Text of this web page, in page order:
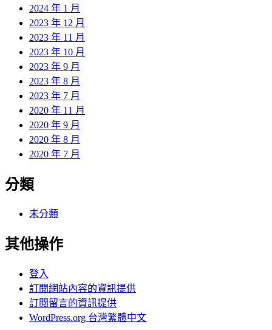
2024 年 1 月
2023 年 12 月
2023 年 11 月
2023 年 10 月
2023 年 9 月
2023 年 8 月
2023 年 7 月
2020 年 11 月
2020 年 9 月
2020 年 8 月
2020 年 7 月
分類
未分類
其他操作
登入
訂閱網站內容的資訊提供
訂閱留言的資訊提供
WordPress.org 台灣繁體中文